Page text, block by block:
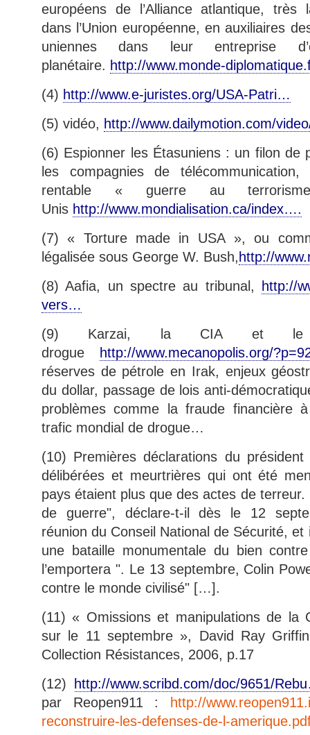
européens de l’Alliance atlantique, très
dans l’Union européenne, en auxiliaires
uniennes dans leur entreprise
planétaire. http://www.monde-
(4) http://www.e-juristes.org/USA-Patri…
(5) vidéo, http://www.dailymotion.com/
(6) Espionner les Étasuniens : un filon de
les compagnies de télécommunication,
rentable « guerre au
Unis http://www.mondialisation.ca/index….
(7) « Torture made in USA », ou
légalisée sous George W. Bush, http://
(8) Aafia, un spectre au tribunal,
http://
vers…
(9) Karzai, la CIA et
drogue
http://www.mecanopolis.org/
réserves de pétrole en Irak, enjeux
du dollar, passage de lois anti-
problèmes comme la fraude financière
trafic mondial de drogue…
(10) Premières déclarations du
délibérées et meurtrières qui ont été
pays étaient plus que des actes de
de guerre", déclare-t-il dès le 12
réunion du Conseil National de Sécurité,
une bataille monumentale du bien
l’emportera ". Le 13 septembre, Colin
contre le monde civilisé" […].
(11) « Omissions et manipulations de la
sur le 11 septembre », David Ray
Collection Résistances, 2006, p.17
(12)
http://www.scribd.com/doc/9651/
par Reopen911 :
http://
reconstruire-les-defenses-de-l-